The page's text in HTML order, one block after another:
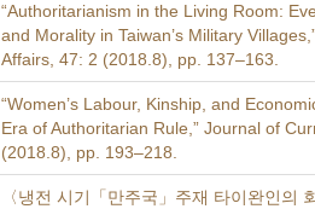
“Authoritarianism in the Living Room:
and Morality in Taiwan’s Military
Affairs, 47: 2 (2018.8), pp. 137–163.
“Women’s Labour, Kinship, and
Era of Authoritarian Rule,” Journal of
(2018.8), pp. 193–218.
〈냉전 시기「만주국」주재 타이완인의